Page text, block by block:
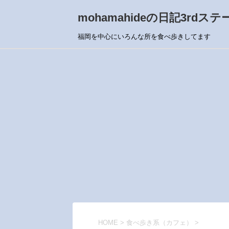
mohamahideの日記3rdステ
福岡を中心にいろんな所を食べ歩きしてます
HOME > 食べ歩き系（カフェ） >